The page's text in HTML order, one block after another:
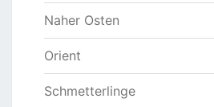
Naher Osten
Orient
Schmetterlinge